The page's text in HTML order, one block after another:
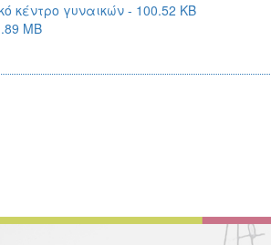
κέντρο γυναικών - 100.52 KB
MB